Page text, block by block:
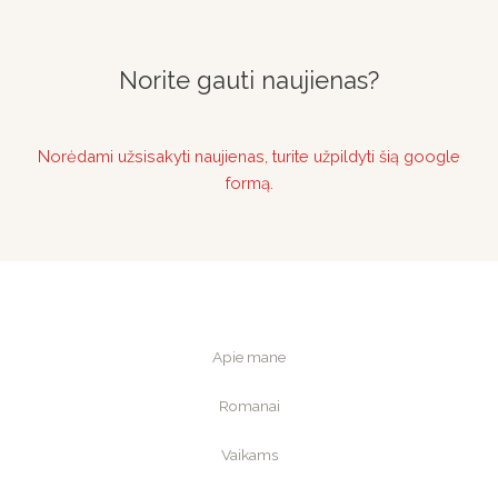
Norite gauti naujienas?
Norėdami užsisakyti naujienas, turite užpildyti šią google
formą.
Apie mane
Romanai
Vaikams